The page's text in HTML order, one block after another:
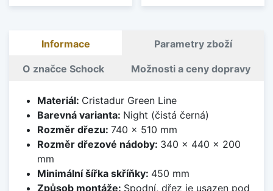
Informace Parametry zboží
O značce Schock Možnosti a ceny dopravy
Materiál: Cristadur Green Line
Barevná varianta: Night (čistá černá)
Rozměr dřezu: 740 x 510 mm
Rozměr dřezové nádoby: 340 x 440 x 200
mm
Minimální šířka skříňky: 450 mm
Způsob montáže: Spodní, dřez je usazen pod